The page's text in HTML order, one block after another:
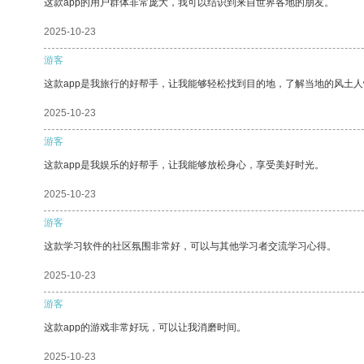
这款app的用户群体非常庞大，我可以结识到来自世界各地的朋友。
2025-10-23
游客
这款app是我旅行的好帮手，让我能够轻松找到目的地，了解当地的风土
2025-10-23
游客
这款app是我娱乐的好帮手，让我能够放松身心，享受美好时光。
2025-10-23
游客
这款学习软件的社区氛围非常好，可以与其他学习者交流学习心得。
2025-10-23
游客
这款app的游戏非常好玩，可以让我消磨时间。
2025-10-23